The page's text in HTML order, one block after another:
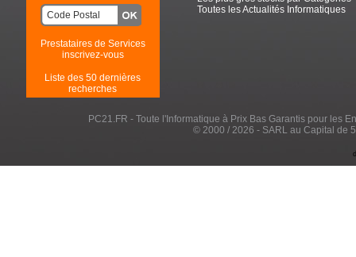
Prestataires de Services
inscrivez-vous
Liste des 50 dernières
recherches
Toutes les Actualités Informatiques
PC21.FR - Toute l'Informatique à Prix Bas Garantis pour les
© 2000 / 2026 - SARL au Capital de